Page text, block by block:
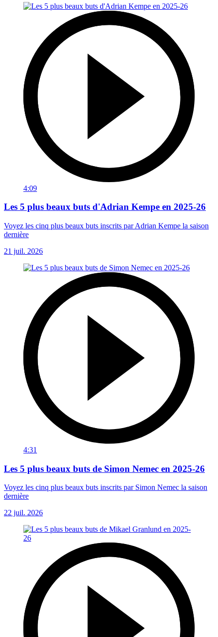
4:09
Les 5 plus beaux buts d'Adrian Kempe en 2025-26
Voyez les cinq plus beaux buts inscrits par Adrian Kempe la saison
dernière
21 juil. 2026
4:31
Les 5 plus beaux buts de Simon Nemec en 2025-26
Voyez les cinq plus beaux buts inscrits par Simon Nemec la saison
dernière
22 juil. 2026